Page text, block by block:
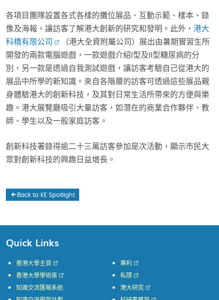
各項目團隊設置各式各樣的攤位展品、互動示範、樣本、錄
像及海報，讓訪客了解港大創新的研究和發明。此外， 港大
科橋有限公司
（港大全資附屬公司）展出由暑期實習生所
開發的兩款電腦遊戲，一款遊戲介紹I型及II型糖尿病的分
別，另一款是透過自我測試遊戲，讓訪客考驗自己從港大的
展品中所學的新知識。來自各階層的訪客可透過這些展品親
身體驗港大的創新科技，及其對日常生活所帶來的方便與樂
趣。港大展覽廳吸引大量訪客，如潛在的商業合作夥伴、教
師、學生以及一般家庭訪客。
創新科技署錄得逾二十三萬訪客參加是次活動，顯示市民大
眾對創新科技的興趣日益增長。
Back to KE Spotlight
Quick Links
香港大學主頁
香港大學學術庫
知識交流匯報系統
專利
私隱
港大研究